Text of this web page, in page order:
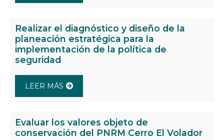
Realizar el diagnóstico y diseño de la
planeación estratégica para la
implementación de la política de
seguridad
LEER MÁS
Evaluar los valores objeto de
conservación del PNRM Cerro El Volador